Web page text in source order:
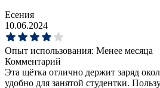
Есения
10.06.2024
Опыт использования: Менее месяца
Комментарий
Эта щётка отлично держит заряд
удобно для занятой студентки.